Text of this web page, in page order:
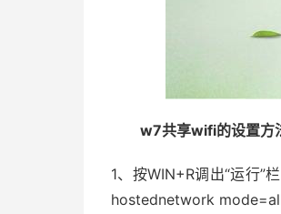
w7共享wifi的设置方
1、按WIN+R调出“运行”
hostednetwork